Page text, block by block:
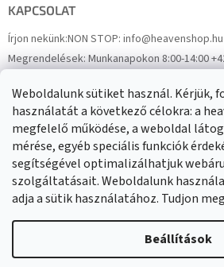
Weboldalunk sütiket használ. Kérjük,
használatát a következő célokra: a
megfelelő működése, a weboldal
mérése, egyéb speciális funkciók
segítségével optimalizálhatjuk
szolgáltatásait. Weboldalunk
adja a sütik használatához. Tudjon
Beállítások
KAPCSOLAT
Írjon nekünk:NON STOP: info@heavenshop.hu
Megrendelések:Munkanapokon 8:00-14:00
FacebookHeavenShop.sk
Eredményeink